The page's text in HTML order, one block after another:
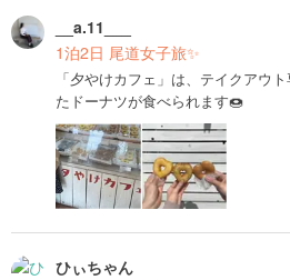
__a.11___
1泊2日 尾道女子旅✨
「夕やけカフェ」は、テイクアウ
たドーナツが食べられます🍩
ひぃちゃん